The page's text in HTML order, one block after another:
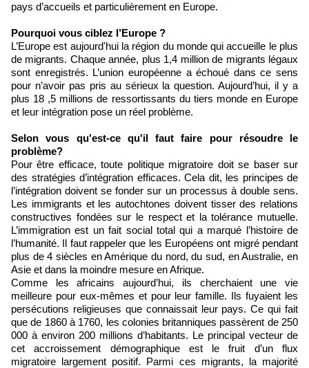
pays d’accueils et particulièrement en Europe.
Pourquoi vous ciblez l’Europe ?
L’Europe est aujourd'hui la région du monde qui accueille le plus
de migrants. Chaque année, plus 1,4 million de migrants légaux
sont enregistrés. L’union européenne a échoué dans ce sens
pour n’avoir pas pris au sérieux la question. Aujourd’hui, il y a
plus 18 ,5 millions de ressortissants du tiers monde en Europe
et leur intégration pose un réel problème.
Selon vous qu'est-ce qu'il faut faire pour résoudre le
problème?
Pour être efficace, toute politique migratoire doit se baser sur
des stratégies d’intégration efficaces. Cela dit, les principes de
l’intégration doivent se fonder sur un processus à double sens.
Les immigrants et les autochtones doivent tisser des relations
constructives fondées sur le respect et la tolérance mutuelle.
L’immigration est un fait social total qui a marqué l’histoire de
l’humanité. Il faut rappeler que les Européens ont migré pendant
plus de 4 siècles en Amérique du nord, du sud, en Australie, en
Asie et dans la moindre mesure en Afrique.
Comme les africains aujourd’hui, ils cherchaient une vie
meilleure pour eux-mêmes et pour leur famille. Ils fuyaient les
persécutions religieuses que connaissait leur pays. Ce qui fait
que de 1860 à 1760, les colonies britanniques passèrent de 250
000 à environ 200 millions d’habitants. Le principal vecteur de
cet accroissement démographique est le fruit d’un flux
migratoire largement positif. Parmi ces migrants, la majorité